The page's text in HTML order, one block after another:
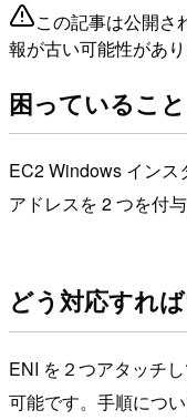
この記事は公開さ
報が古い可能性があ
困っていること
EC2 Windows インス
アドレスを 2 つを付
どう対応すれ
ENI を２つアタッチ
可能です。手順につ